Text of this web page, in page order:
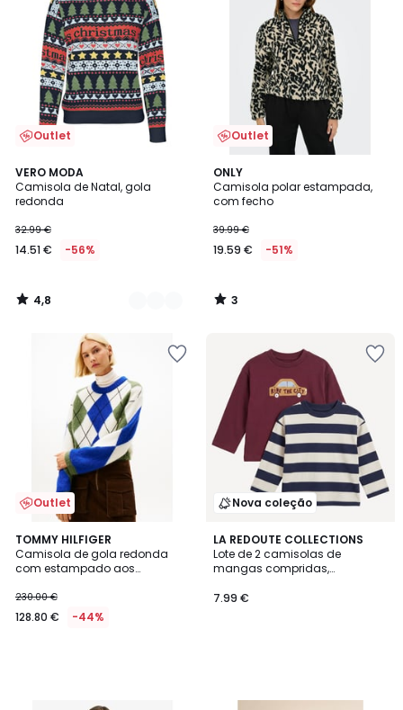
Outlet
VERO MODA
Camisola de Natal, gola
redonda
32.99 €
14.51 € -56%
4,8
/ 5
2
Cores
4,8
/
Outlet
ONLY
Camisola polar estampada,
com fecho
39.99 €
19.59 € -51%
3
/
5
3
/
Outlet
TOMMY HILFIGER
Camisola de gola redonda
com estampado aos
230.00 €
128.80 € -44%
Nova coleção
LA REDOUTE COLLECTIONS
Lote de 2 camisolas de
mangas compridas,
7.99 €